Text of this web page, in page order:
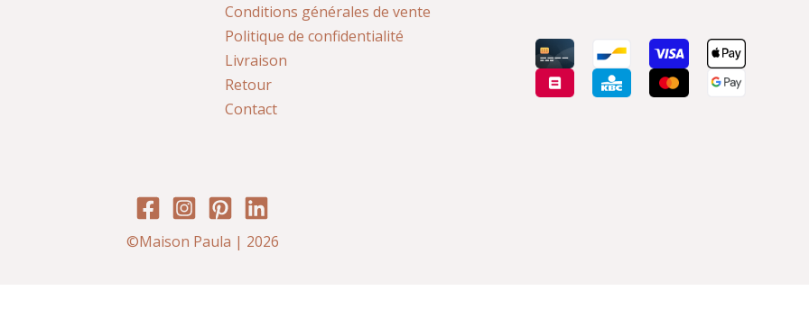
Conditions générales de vente
Politique de confidentialité
Livraison
Retour
Contact
©Maison Paula | 2026